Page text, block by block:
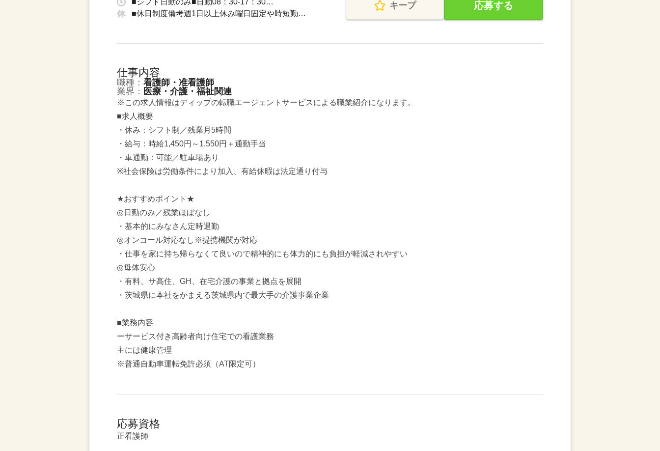
■シフト日勤のみ■日勤08：30-17：30…
■休日制度備考週1日以上休み曜日固定や時短勤…
キープ 応募する
仕事内容
職種： 看護師・准看護師
業界： 医療・介護・福祉関連
※この求人情報はディップの転職エージェントサービスによる職業紹介になります。
■求人概要
・休み：シフト制／残業月5時間
・給与：時給1,450円～1,550円＋通勤手当
・車通勤：可能／駐車場あり
※社会保険は労働条件により加入、有給休暇は法定通り付与
★おすすめポイント★
◎日勤のみ／残業ほぼなし
・基本的にみなさん定時退勤
◎オンコール対応なし※提携機関が対応
・仕事を家に持ち帰らなくて良いので精神的にも体力的にも負担が軽減されやすい
◎母体安心
・有料、サ高住、GH、在宅介護の事業と拠点を展開
・茨城県に本社をかまえる茨城県内で最大手の介護事業企業
■業務内容
ーサービス付き高齢者向け住宅での看護業務
主には健康管理
※普通自動車運転免許必須（AT限定可）
応募資格
正看護師